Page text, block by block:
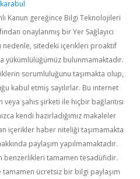
Kanun gereğince Bilgi Teknolojileri
onaylanmış bir Yer Sağlayıcı
nedenle, sitedeki içerikleri proaktif
yükümlülüğümüz bulunmamaktadır.
sorumluluğunu taşımakta olup,
kabul etmiş sayılırlar. Bu internet
şahıs şirketi ile hiçbir bağlantısı
kendi hazırladığımız makaleler
içerikler haber niteliği taşımamakta
paylaşım yapılmamaktadır.
benzerlikleri tamamen tesadüfidir.
tamamen ücretsiz bir bilgi paylaşım